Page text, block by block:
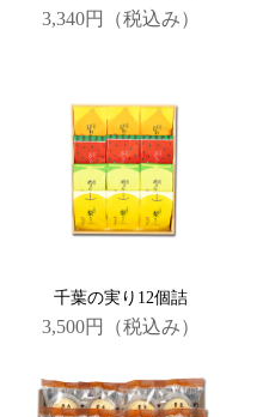
3,340円 （税込み）
千葉の実り12個詰
3,500円 （税込み）